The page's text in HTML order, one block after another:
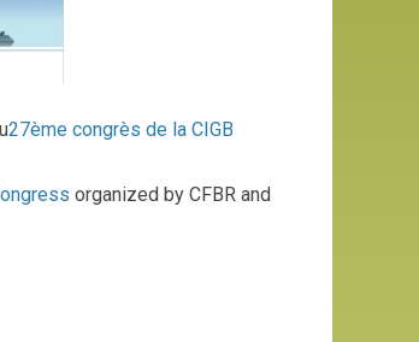
27ème congrès de la CIGB
organized by CFBR and